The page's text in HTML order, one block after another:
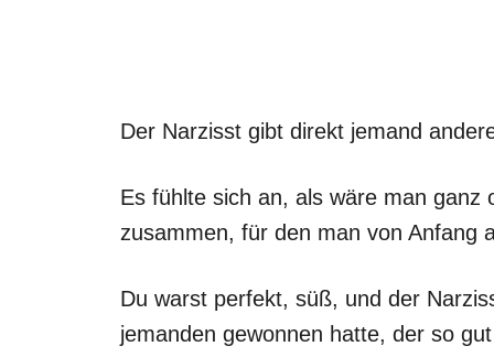
Der Narzisst gibt direkt jemand
Es fühlte sich an, als wäre man
zusammen, für den man von Anfang
Du warst perfekt, süß, und der
jemanden gewonnen hatte, der so